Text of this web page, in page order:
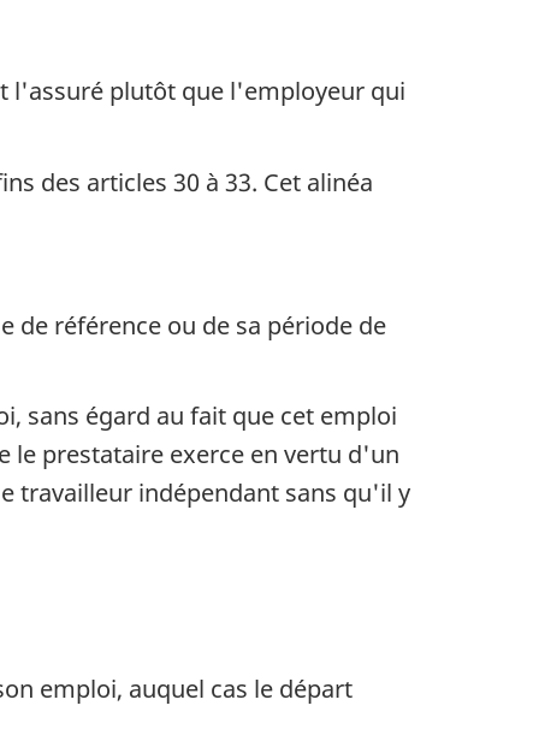
l'assuré plutôt que l'employeur qui
des articles 30 à 33. Cet alinéa
de référence ou de sa période de
sans égard au fait que cet emploi
le prestataire exerce en vertu d'un
travailleur indépendant sans qu'il y
emploi, auquel cas le départ